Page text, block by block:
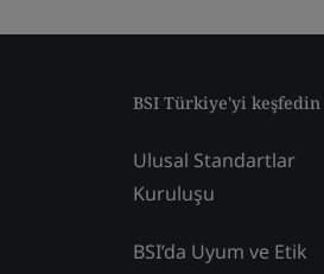
BSI Türkiye'yi keşfedin
Ulusal Standartlar
Kuruluşu
BSI’da Uyum ve Etik